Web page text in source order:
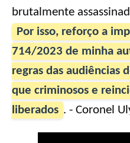
brutalmente
Por isso, reforço a
714/2023 de minha
regras das audiências
que criminosos e
liberados . - Coronel